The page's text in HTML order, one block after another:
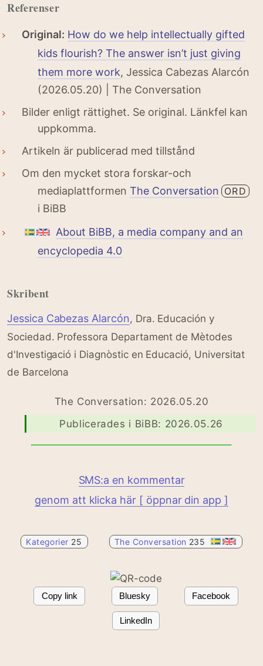
Referenser
Original: How do we help intellectually gifted
kids flourish? The answer isn’t just giving
them more work, Jessica Cabezas Alarcón
(2026.05.20) | The Conversation
Bilder enligt rättighet. Se original. Länkfel kan
uppkomma.
Artikeln är publicerad med tillstånd
Om den mycket stora forskar-och
mediaplattformen The Conversation ORD
i BiBB
About BiBB, a media company and an
encyclopedia 4.0
Skribent
Jessica Cabezas Alarcón, Dra. Educación y
Sociedad. Professora Departament de Mètodes
d'Investigació i Diagnòstic en Educació, Universitat
de Barcelona
The Conversation: 2026.05.20
Publicerades i BiBB: 2026.05.26
SMS:a en kommentar
genom att klicka här [ öppnar din app ]
Kategorier 25 The Conversation 235
Copy link Bluesky Facebook
LinkedIn